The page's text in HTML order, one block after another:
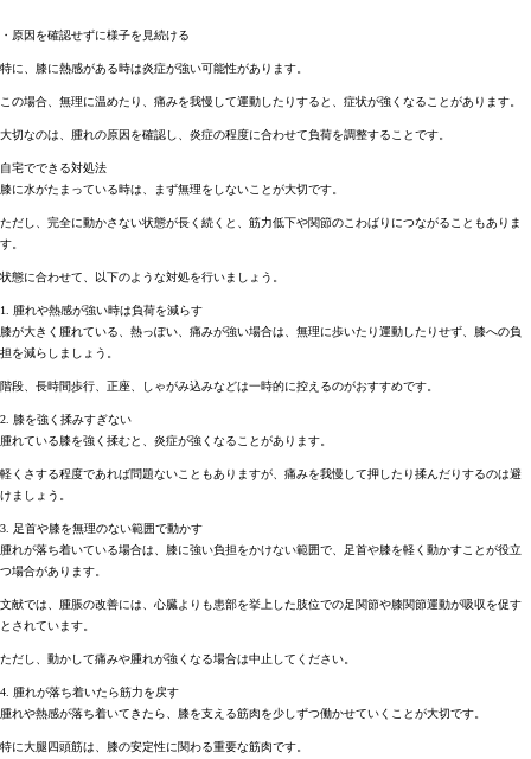
・原因を確認せずに様子を見続ける
特に、膝に熱感がある時は炎症が強い可能性があります。
この場合、無理に温めたり、痛みを我慢して運動したりすると、症状が強くなることがあります。
大切なのは、腫れの原因を確認し、炎症の程度に合わせて負荷を調整することです。
自宅でできる対処法
膝に水がたまっている時は、まず無理をしないことが大切です。
ただし、完全に動かさない状態が長く続くと、筋力低下や関節のこわばりにつながることもありま
す。
状態に合わせて、以下のような対処を行いましょう。
1. 腫れや熱感が強い時は負荷を減らす
膝が大きく腫れている、熱っぽい、痛みが強い場合は、無理に歩いたり運動したりせず、膝への負
担を減らしましょう。
階段、長時間歩行、正座、しゃがみ込みなどは一時的に控えるのがおすすめです。
2. 膝を強く揉みすぎない
腫れている膝を強く揉むと、炎症が強くなることがあります。
軽くさする程度であれば問題ないこともありますが、痛みを我慢して押したり揉んだりするのは避
けましょう。
3. 足首や膝を無理のない範囲で動かす
腫れが落ち着いている場合は、膝に強い負担をかけない範囲で、足首や膝を軽く動かすことが役立
つ場合があります。
文献では、腫脹の改善には、心臓よりも患部を挙上した肢位での足関節や膝関節運動が吸収を促す
とされています。
ただし、動かして痛みや腫れが強くなる場合は中止してください。
4. 腫れが落ち着いたら筋力を戻す
腫れや熱感が落ち着いてきたら、膝を支える筋肉を少しずつ働かせていくことが大切です。
特に大腿四頭筋は、膝の安定性に関わる重要な筋肉です。